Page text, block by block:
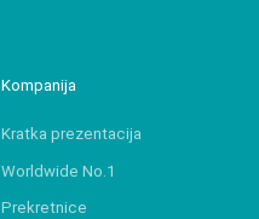
Kompanija
Kratka prezentacija
Worldwide No.1
Prekretnice